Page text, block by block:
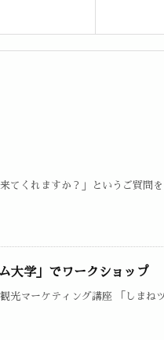
来てくれますか？」というご質問
大学」でワークショップ
光マーケティング講座 「しまね